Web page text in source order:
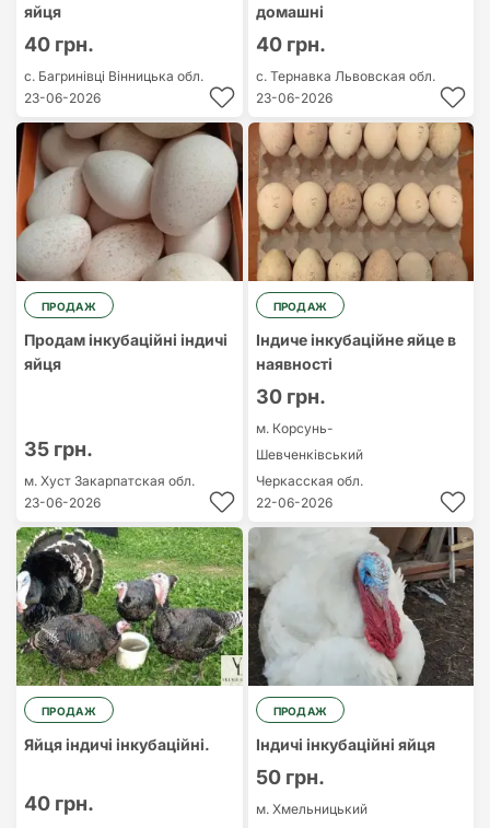
яйця
40 грн.
с. Багринівці Вінницька обл.
23-06-2026
домашні
40 грн.
с. Тернавка Львовская обл.
23-06-2026
ПРОДАЖ
Продам інкубаційні індичі
яйця
35 грн.
м. Хуст Закарпатская обл.
23-06-2026
ПРОДАЖ
Індиче інкубаційне яйце в
наявності
30 грн.
м. Корсунь-
Шевченківський
Черкасская обл.
22-06-2026
ПРОДАЖ
Яйця індичі інкубаційні.
40 грн.
ПРОДАЖ
Індичі інкубаційні яйця
50 грн.
м. Хмельницький